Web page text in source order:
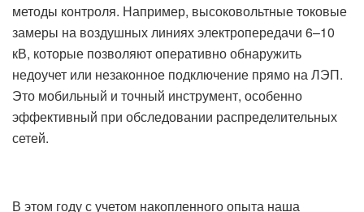
методы контроля. Например, высоковольтные токовые
замеры на воздушных линиях электропередачи 6–10
кВ, которые позволяют оперативно обнаружить
недоучет или незаконное подключение прямо на ЛЭП.
Это мобильный и точный инструмент, особенно
эффективный при обследовании распределительных
сетей.
В этом году с учетом накопленного опыта наша